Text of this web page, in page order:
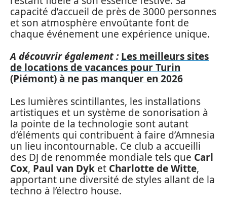
capacité d’accueil de près de 3000 personnes
et son atmosphère envoûtante font de
chaque événement une expérience unique.
A découvrir également : Les meilleurs sites
de locations de vacances pour Turin
(Piémont) à ne pas manquer en 2026
Les lumières scintillantes, les installations
artistiques et un système de sonorisation à
la pointe de la technologie sont autant
d’éléments qui contribuent à faire d’Amnesia
un lieu incontournable. Ce club a accueilli
des DJ de renommée mondiale tels que Carl
Cox, Paul van Dyk et Charlotte de Witte,
apportant une diversité de styles allant de la
techno à l’électro house.